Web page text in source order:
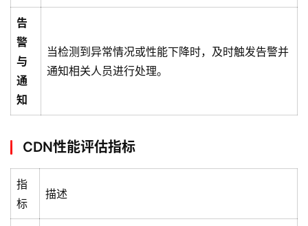
告
警
与
通
知
当检测到异常情况或性能下降时，及时触发告警并
通知相关人员进行处理。
CDN性能评估指标
指
标
描述